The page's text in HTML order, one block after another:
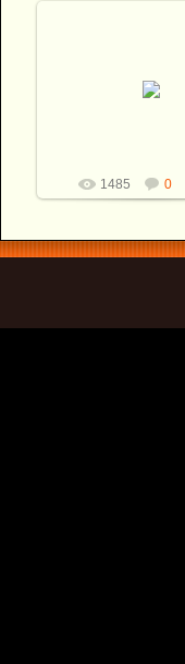
Александра Белого,
1485 0